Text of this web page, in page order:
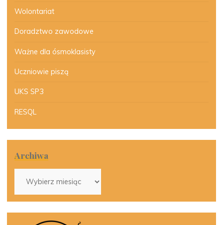
Wolontariat
Doradztwo zawodowe
Ważne dla ósmoklasisty
Uczniowie piszą
UKS SP3
RESQL
Archiwa